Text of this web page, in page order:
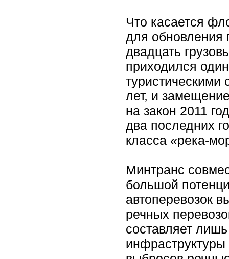
Что касается
для обновления
двадцать
приходился
туристическими
лет, и
на закон 2011
два последних
класса «река-
Минтранс
большой
автоперевозок
речных
составляет